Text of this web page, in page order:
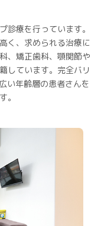
診療を行っています。
く、求められる治療に
、矯正歯科、顎関節や
しています。完全バリ
い年齢層の患者さんを
。